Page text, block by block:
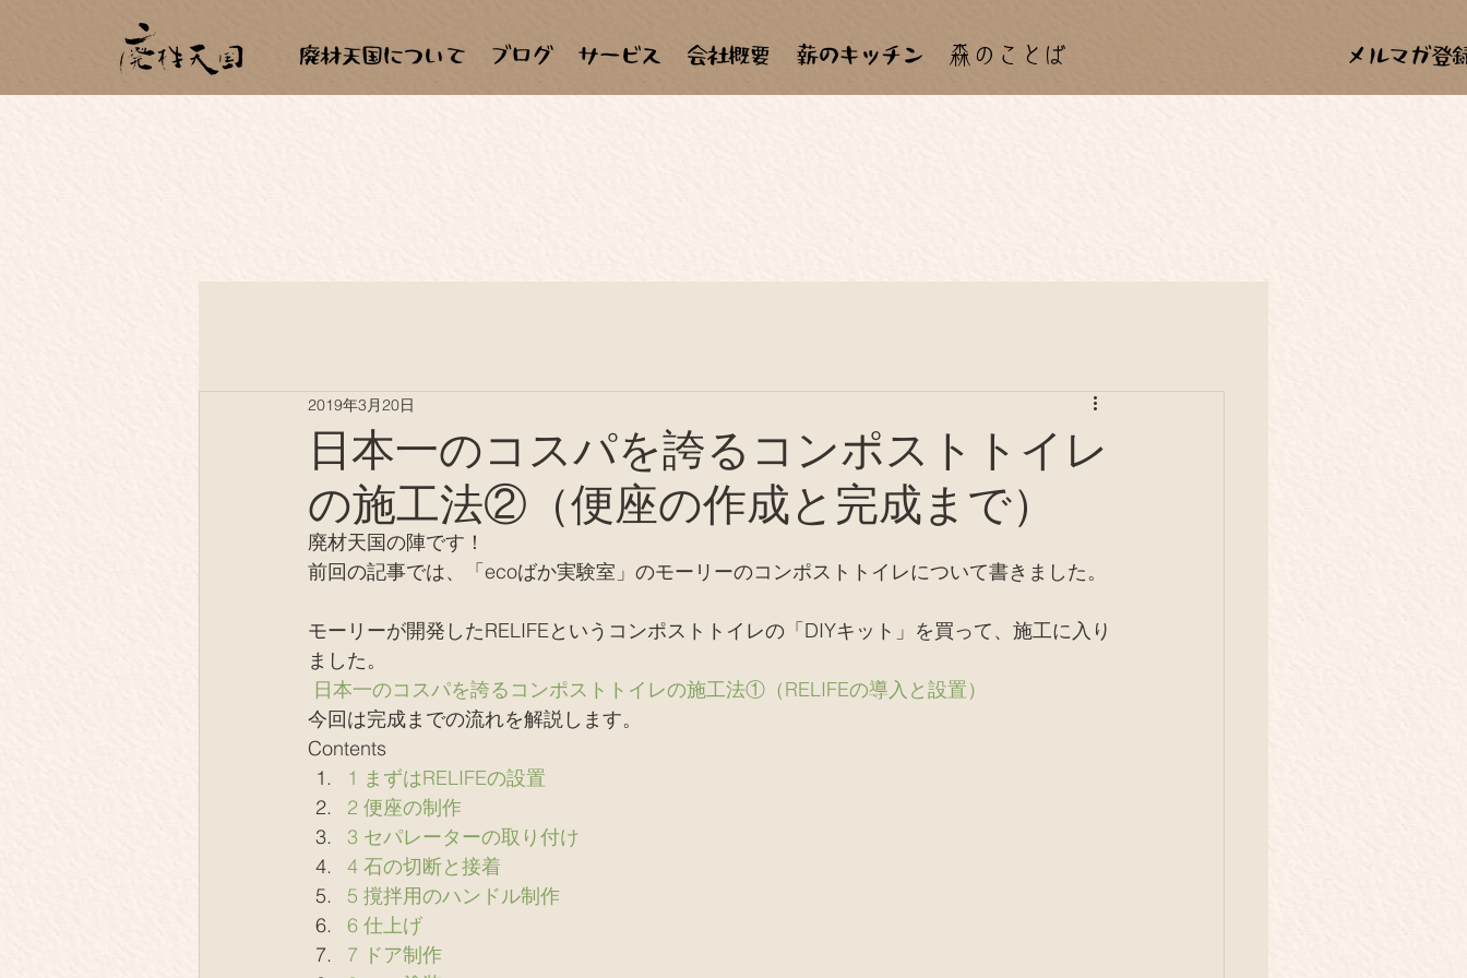
森のことば
もらいもの
薪の陶芸 テント芝居 バイオトイレ ピザ窯、カマド、窯関係 セミナー イベント
オフグリッド、EV 同士 お店 廃材天国TV 採集 田舎暮らし 家庭養鶏 解体現場
IT、デジタル
日本一のコスパを誇るコンポストトイレ
の施工法②（便座の作成と完成まで）
2019年3月20日
廃材天国の陣です！
前回の記事では、「ecoばか実験室」のモーリーのコンポストトイレについて書きました。
モーリーが開発したRELIFEというコンポストトイレの「DIYキット」を買って、施工に入り
ました。
日本一のコスパを誇るコンポストトイレの施工法①（RELIFEの導入と設置）
今回は完成までの流れを解説します。
Contents
1 まずはRELIFEの設置
2 便座の制作
3 セパレーターの取り付け
4 石の切断と接着
5 撹拌用のハンドル制作
6 仕上げ
7 ドア制作